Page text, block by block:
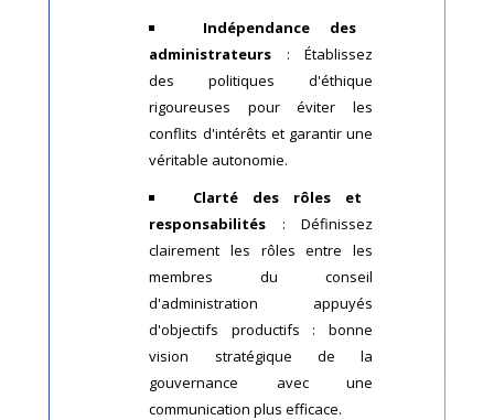
Indépendance des
administrateurs : Établissez
des politiques d'éthique
rigoureuses pour éviter les
conflits d'intérêts et garantir une
véritable autonomie.
Clarté des rôles et
responsabilités : Définissez
clairement les rôles entre les
membres du conseil
d'administration appuyés
d'objectifs productifs : bonne
vision stratégique de la
gouvernance avec une
communication plus efficace.